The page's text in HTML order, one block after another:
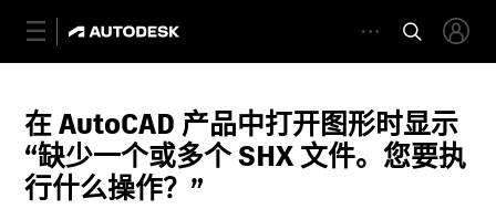
在 AutoCAD 产品中打开图形时显示
“缺少一个或多个 SHX 文件。您要执
行什么操作？”